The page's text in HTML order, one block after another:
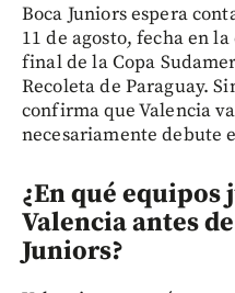
Boca Juniors espera
11 de agosto, fecha en
final de la Copa
Recoleta de Paraguay.
confirma que Valencia
necesariamente debute
¿En qué equipos
Valencia antes
Juniors?